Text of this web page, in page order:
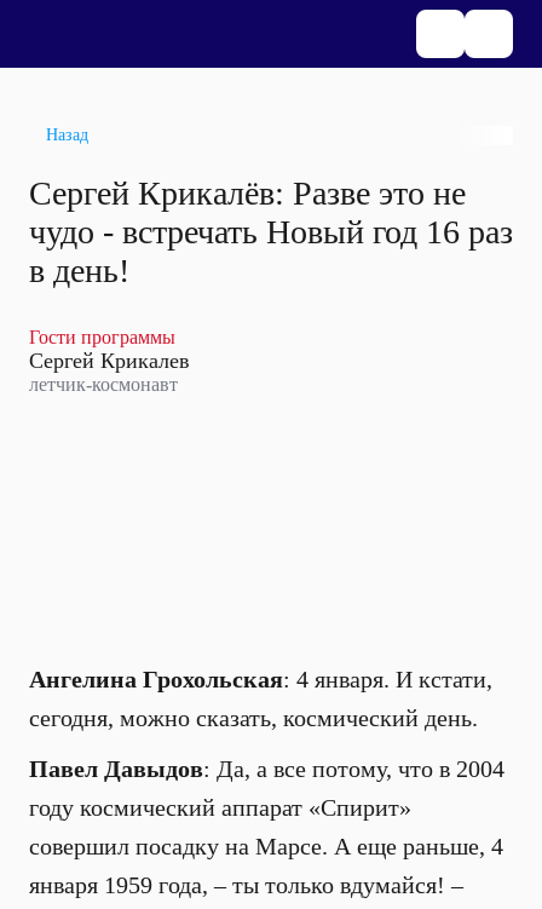
Назад
Сергей Крикалёв: Разве это не
чудо - встречать Новый год 16 раз
в день!
Гости программы
Сергей Крикалев
летчик-космонавт
Ангелина Грохольская: 4 января. И кстати,
сегодня, можно сказать, космический день.
Павел Давыдов: Да, а все потому, что в 2004
году космический аппарат «Спирит»
совершил посадку на Марсе. А еще раньше, 4
января 1959 года, – ты только вдумайся! –